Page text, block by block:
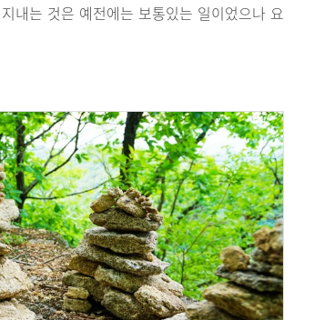
내는 것은 예전에는 보통있는 일이었으나 요